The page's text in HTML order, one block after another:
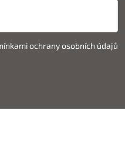
ochrany osobních údajů